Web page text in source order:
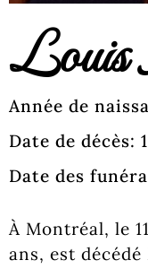
Louis
Année de
Date de décès:
Date des
À Montréal, le
ans, est